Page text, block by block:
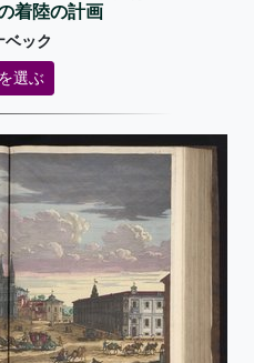
着陸の計画
ベック
選ぶ